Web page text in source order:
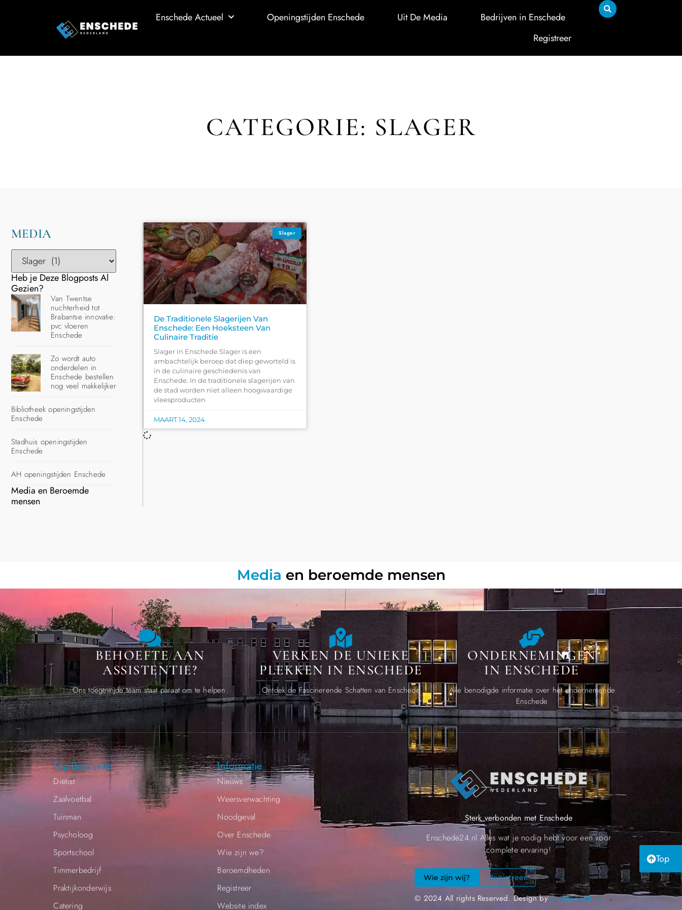
Top
Enschede Actueel Openingstijden Enschede Uit De Media
Bedrijven in Enschede
Registreer
CATEGORIE: SLAGER
MEDIA
Heb je Deze Blogposts Al
Gezien?
Van Twentse
nuchterheid tot
Brabantse innovatie:
pvc vloeren
Enschede
Zo wordt auto
onderdelen in
Enschede bestellen
nog veel makkelijker
Bibliotheek openingstijden
Enschede
Stadhuis openingstijden
Enschede
AH openingstijden Enschede
Media en Beroemde
mensen
Slager
De Traditionele Slagerijen Van
Enschede: Een Hoeksteen Van
Culinaire Traditie
Slager in Enschede Slager is een
ambachtelijk beroep dat diep geworteld is
in de culinaire geschiedenis van
Enschede. In de traditionele slagerijen van
de stad worden niet alleen hoogwaardige
vleesproducten
MAART 14, 2024
Media en beroemde mensen
BEHOEFTE AAN
ASSISTENTIE?
Ons toegewijde team staat paraat om te helpen.
VERKEN DE UNIEKE
PLEKKEN IN ENSCHEDE
Ontdek de Fascinerende Schatten van Enschede
ONDERNEMINGEN
IN ENSCHEDE
Alle benodigde informatie over het ondernemende
Enschede
Informatie
Nieuws
Weersverwachting
Noodgeval
Over Enschede
Wie zijn we?
Beroemdheden​
Registreer
Website index
Top Bedrijven
Diëtist
Zaalvoetbal
Tuinman
Psycholoog
Sportschool
Timmerbedrijf
Praktijkonderwijs
Catering
Sterk verbonden met Enschede
Enschede24.nl Alles wat je nodig hebt voor een voor
complete ervaring!
Wie zijn wij? Registreer
© 2024 All rights Reserved. Design byEnschede24.nl